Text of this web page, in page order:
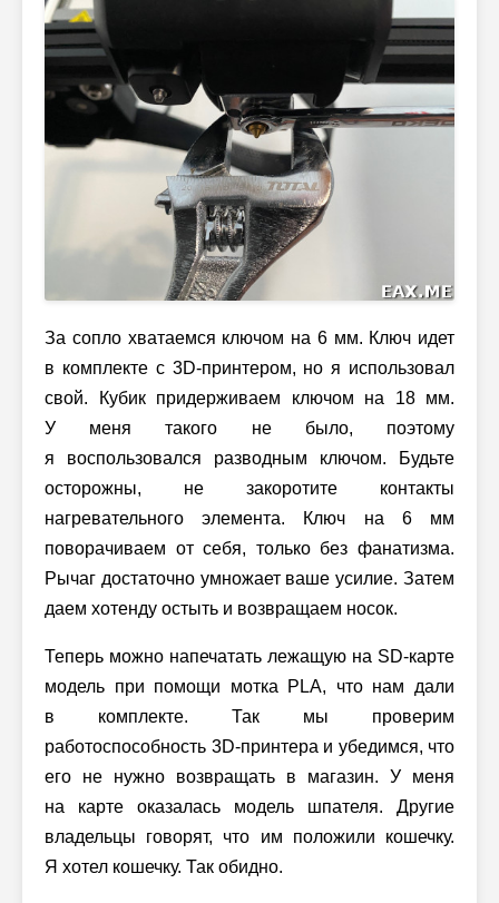
За сопло хватаемся ключом на 6 мм. Ключ идет
в комплекте с 3D-принтером, но я использовал
свой. Кубик придерживаем ключом на 18 мм.
У меня такого не было, поэтому
я воспользовался разводным ключом. Будьте
осторожны, не закоротите контакты
нагревательного элемента. Ключ на 6 мм
поворачиваем от себя, только без фанатизма.
Рычаг достаточно умножает ваше усилие. Затем
даем хотенду остыть и возвращаем носок.
Теперь можно напечатать лежащую на SD-карте
модель при помощи мотка PLA, что нам дали
в комплекте. Так мы проверим
работоспособность 3D-принтера и убедимся, что
его не нужно возвращать в магазин. У меня
на карте оказалась модель шпателя. Другие
владельцы говорят, что им положили кошечку.
Я хотел кошечку. Так обидно.